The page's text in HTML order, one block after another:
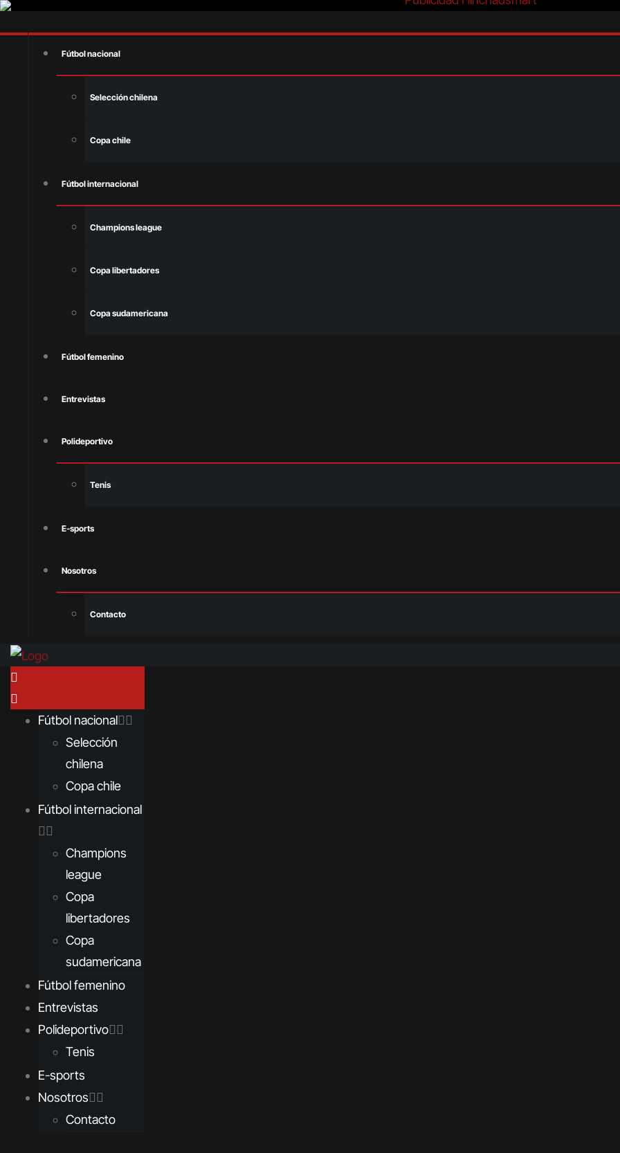
Fútbol nacional
Selección chilena
Copa chile
Fútbol internacional
Champions league
Copa libertadores
Copa sudamericana
Fútbol femenino
Entrevistas
Polideportivo
Tenis
E-sports
Nosotros
Contacto
Fútbol nacional
Selección
chilena
Copa chile
Fútbol internacional
Champions
league
Copa
libertadores
Copa
sudamericana
Fútbol femenino
Entrevistas
Polideportivo
Tenis
E-sports
Nosotros
Contacto